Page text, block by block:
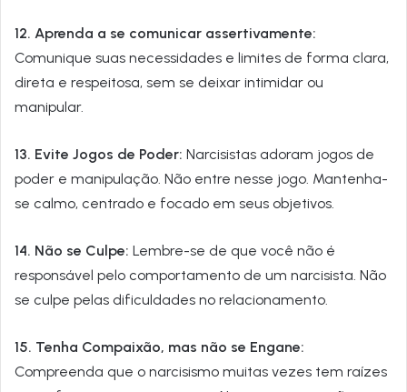
12. Aprenda a se comunicar assertivamente:
Comunique suas necessidades e limites de forma clara,
direta e respeitosa, sem se deixar intimidar ou
manipular.
13. Evite Jogos de Poder: Narcisistas adoram jogos de
poder e manipulação. Não entre nesse jogo. Mantenha-
se calmo, centrado e focado em seus objetivos.
14. Não se Culpe: Lembre-se de que você não é
responsável pelo comportamento de um narcisista. Não
se culpe pelas dificuldades no relacionamento.
15. Tenha Compaixão, mas não se Engane:
Compreenda que o narcisismo muitas vezes tem raízes